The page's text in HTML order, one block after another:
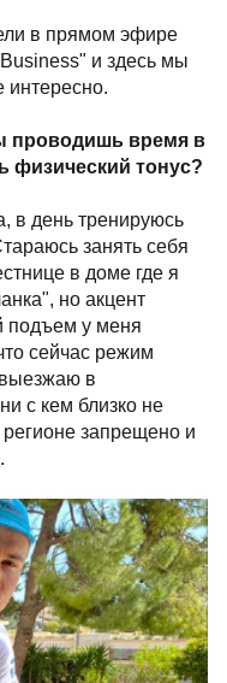
в прямом эфире
и здесь мы
интересно.
проводишь время в
физический тонус?
в день тренируюсь
занять себя
в доме где я
но акцент
подъем у меня
сейчас режим
в
с кем близко не
запрещено и